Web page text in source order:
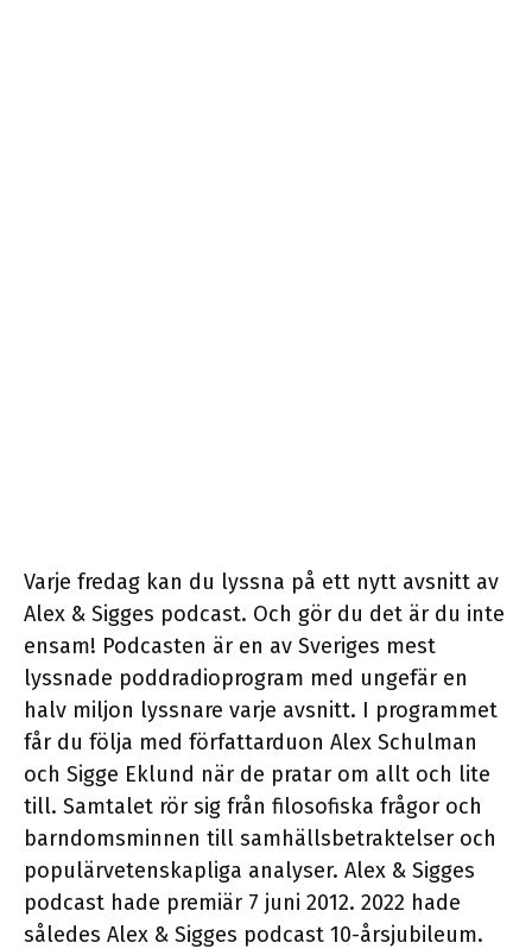
Varje fredag kan du lyssna på ett nytt avsnitt av
Alex & Sigges podcast. Och gör du det är du inte
ensam! Podcasten är en av Sveriges mest
lyssnade poddradioprogram med ungefär en
halv miljon lyssnare varje avsnitt. I programmet
får du följa med författarduon Alex Schulman
och Sigge Eklund när de pratar om allt och lite
till. Samtalet rör sig från filosofiska frågor och
barndomsminnen till samhällsbetraktelser och
populärvetenskapliga analyser. Alex & Sigges
podcast hade premiär 7 juni 2012. 2022 hade
således Alex & Sigges podcast 10-årsjubileum.